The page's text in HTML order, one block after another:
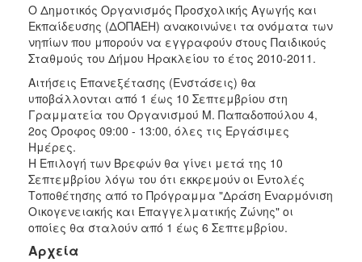
2021
2020
2019
2018
2017
2016
2015
2013
2012
2011
2010
Ο Δημοτικός Οργανισμός Προσχολικής Αγωγής και
Εκπαίδευσης (ΔΟΠΑΕΗ) ανακοινώνει τα ονόματα των
νηπίων που μπορούν να εγγραφούν στους Παιδικούς
Σταθμούς του Δήμου Ηρακλείου το έτος 2010-2011.
Αιτήσεις Επανεξέτασης (Ενστάσεις) θα
υποβάλλονται από 1 έως 10 Σεπτεμβρίου στη
Γραμματεία του Οργανισμού Μ. Παπαδοπούλου 4,
2ος Όροφος 09:00 - 13:00, όλες τις Εργάσιμες
Ημέρες.
Η Επιλογή των Βρεφών θα γίνει μετά της 10
Σεπτεμβρίου λόγω του ότι εκκρεμούν οι Εντολές
Τοποθέτησης από το Πρόγραμμα "Δράση Εναρμόνιση
Οικογενειακής και Επαγγελματικής Ζώνης" οι
οποίες θα σταλούν από 1 έως 6 Σεπτεμβρίου.
Αρχεία